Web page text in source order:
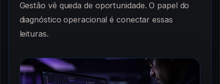
Gestão vê queda de oportunidade. O papel do
diagnóstico operacional é conectar essas
leituras.